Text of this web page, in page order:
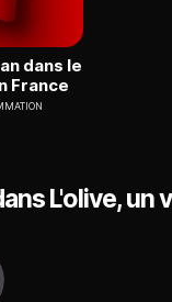
dans le
France
L'olive, un